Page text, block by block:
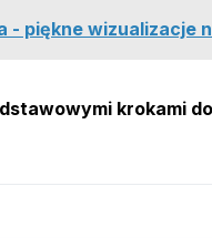
- piękne wizualizacje
krokami